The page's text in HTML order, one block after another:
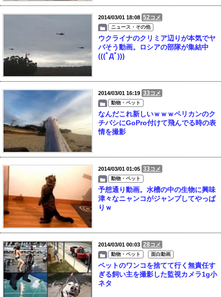
2014/03/01 18:08 52 コメ
ニュース・その他
ウクライナのクリミア辺りが本気でヤ
バそう動画。ロシアの部隊が集結中
(((ﾟДﾟ)))
2014/03/01 16:19 33 コメ
動物・ペット
なんだこれ新しいｗｗｗペリカンのク
チバシにGoPro付けて飛んでる時の表
情を撮影
2014/03/01 01:05 33 コメ
動物・ペット
予想通り動画。水槽の中の生物に興味
津々なニャンコがジャンプしてやっぱ
りｗ
2014/03/01 00:03 28コメ
動物・ペット 面白動画
ペットのワンコを捨てて行く無責任す
ぎる飼い主を撮影した監視カメラ1g小
ネタ